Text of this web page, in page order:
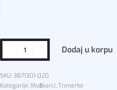
Dodaj u korpu
3871301-020
Kategorije:Muškarci,Trenerke